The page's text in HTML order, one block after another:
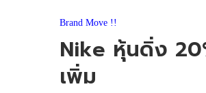
Brand Move !!
Nike หุ้นดิ่ง
เพิ่ม